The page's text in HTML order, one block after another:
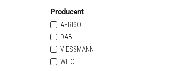
Producent
AFRISO
DAB
VIESSMANN
WILO